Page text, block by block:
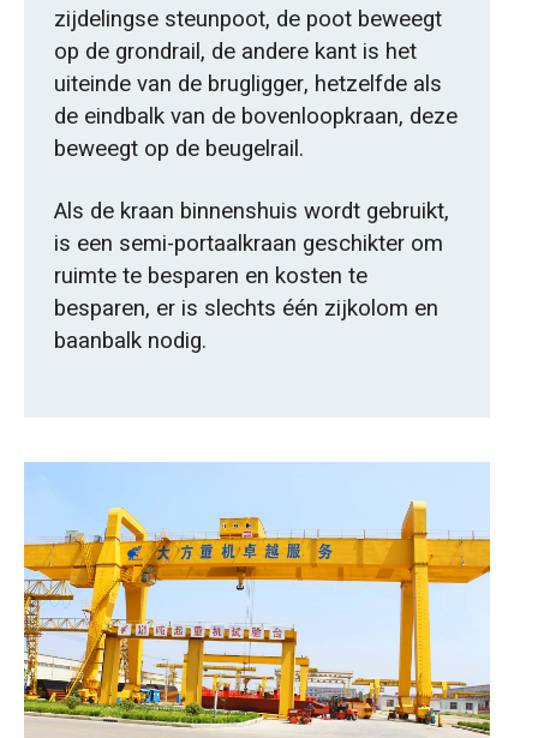
zijdelingse steunpoot, de poot beweegt
op de grondrail, de andere kant is het
uiteinde van de brugligger, hetzelfde als
de eindbalk van de bovenloopkraan, deze
beweegt op de beugelrail.
Als de kraan binnenshuis wordt gebruikt,
is een semi-portaalkraan geschikter om
ruimte te besparen en kosten te
besparen, er is slechts één zijkolom en
baanbalk nodig.